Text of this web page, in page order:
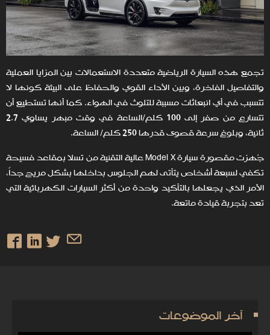
تجمع هذه السيارة الرياضية متعددة الاستعمالات بين المزايا العملية
والتفاصيل الفاخرة، وبين الأداء القوي والحفاظ على البيئة كونها لا
تتسبب في أي انبعاثات مسببة للتلوث في الهواء. كما أنها تستطيع أن
تتسارع من صفر إلى 100 كلم/الساعة في وقت مبهر يساوي 2.7
ثانية، وبلوغ سرعة قصوى قدرها 250 كلم/ الساعة.
جُهزت مقصورة سيارة Model X عالية التقنية من تسلا بمقاعد فسيحة
تكفي لسبعة أشخاص يتأتى لهم الجلوس بداخلها بشكل مريح جداً،
الأمر الذي يجعلها بالتأكيد واحدة من أكثر السيارات الكهربائية التي
تعد بتجربة قيادة ماتعة.
آخر الموضوعات